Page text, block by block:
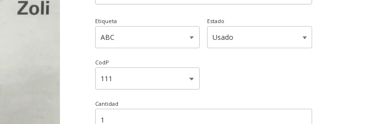
Etiqueta Estado
CodP
Cantidad